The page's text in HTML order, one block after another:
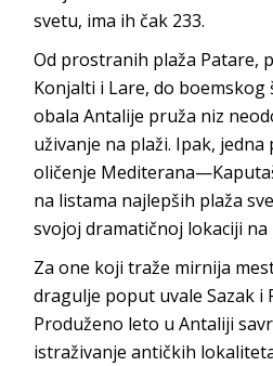
svetu, ima ih čak 233.
Od prostranih plaža Patare,
Konjalti i Lare, do boemskog
obala Antalije pruža niz
uživanje na plaži. Ipak, jedna
oličenje
na listama najlepših plaža
svojoj dramatičnoj lokaciji na
Za one koji traže mirnija
dragulje poput uvale Sazak i
Produženo leto u Antaliji
istraživanje antičkih